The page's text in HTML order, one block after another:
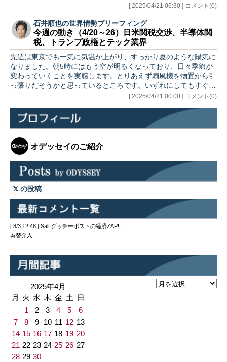
[ 2025/04/21 06:30 ] コメント(0)
石井順也の世界情勢ブリーフィング
今週の動き（4/20～26）日米関税交渉、半導体関
税、トランプ政権とテック業界
先週は東京でも一気に気温が上がり、すっかり夏のような陽気に
なりました。朝5時にはもう空が明るくなっており、日々季節が
変わっていくことを実感します。とりあえず扇風機を物置から引
っ張りだそうかと思っているところです。いずれにしてもすぐに
[ 2025/04/21 00:00 ] コメント(0)
オデッセイのご紹介
の投稿
[ 8/3 12:48 ] Salt グッチーポストの経済ZAP!!
為替介入
2025年4月
月 火 水 木 金 土 日
1 2 3 4 5
6
7
8 9 10 11 12 13
14 15 16 17 18 19 20
21 22 23 24 25 26 27
28 29 30